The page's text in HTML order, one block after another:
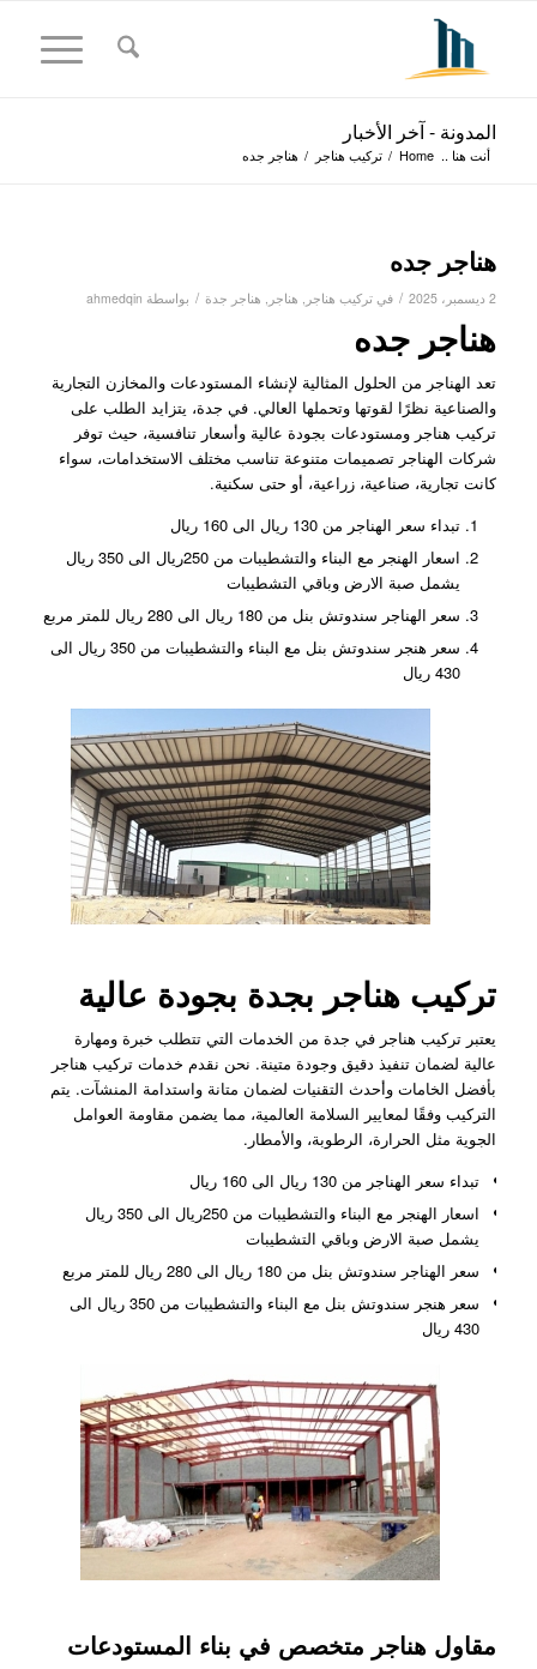
المدونة - آخر الأخبار
أنت هنا .. Home
/ تركيب هناجر / هناجر جده
هناجر جده
2 ديسمبر، 2025 / في تركيب هناجر , هناجر , هناجر جدة / بواسطة ahmedqin
هناجر جده
تعد الهناجر من الحلول المثالية لإنشاء المستودعات والمخازن التجارية
والصناعية نظرًا لقوتها وتحملها العالي. في جدة، يتزايد الطلب على
تركيب هناجر ومستودعات بجودة عالية وأسعار تنافسية، حيث توفر
شركات الهناجر تصميمات متنوعة تناسب مختلف الاستخدامات، سواء
كانت تجارية، صناعية، زراعية، أو حتى سكنية.
تبداء سعر الهناجر من 130 ريال الى 160 ريال
اسعار الهنجر مع البناء والتشطيبات من 250ريال الى 350 ريال
يشمل صبة الارض وباقي التشطيبات
سعر الهناجر سندوتش بنل من 180 ريال الى 280 ريال للمتر مربع
سعر هنجر سندوتش بنل مع البناء والتشطيبات من 350 ريال الى
430 ريال
تركيب هناجر بجدة بجودة عالية
يعتبر تركيب هناجر في جدة من الخدمات التي تتطلب خبرة ومهارة
عالية لضمان تنفيذ دقيق وجودة متينة. نحن نقدم خدمات تركيب هناجر
بأفضل الخامات وأحدث التقنيات لضمان متانة واستدامة المنشآت. يتم
التركيب وفقًا لمعايير السلامة العالمية، مما يضمن مقاومة العوامل
الجوية مثل الحرارة، الرطوبة، والأمطار.
تبداء سعر الهناجر من 130 ريال الى 160 ريال
اسعار الهنجر مع البناء والتشطيبات من 250ريال الى 350 ريال
يشمل صبة الارض وباقي التشطيبات
سعر الهناجر سندوتش بنل من 180 ريال الى 280 ريال للمتر مربع
سعر هنجر سندوتش بنل مع البناء والتشطيبات من 350 ريال الى
430 ريال
مقاول هناجر متخصص في بناء المستودعات